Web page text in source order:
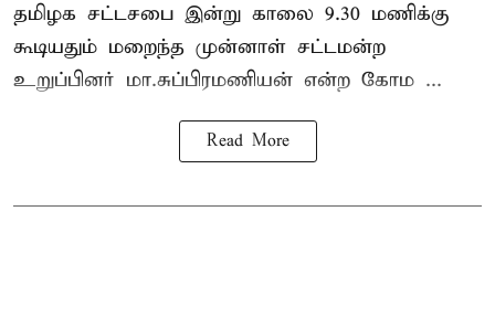
தமிழக சட்டசபை இன்று காலை 9.30 மணிக்கு
கூடியதும் மறைந்த முன்னாள் சட்டமன்ற
உறுப்பினர் மா.சுப்பிரமணியன் என்ற கோம ...
Read More